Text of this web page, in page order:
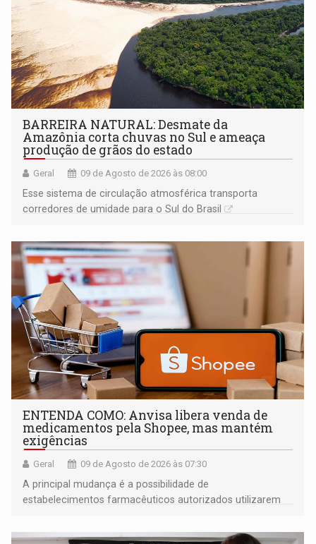
BARREIRA NATURAL: Desmate da
Amazônia corta chuvas no Sul e ameaça
produção de grãos do estado
Geral 09 de Agosto de 2026 às 08:00
Esse sistema de circulação atmosférica transporta
corredores de umidade para o Sul do Brasil
ENTENDA COMO: Anvisa libera venda de
medicamentos pela Shopee, mas mantém
exigências
Geral 09 de Agosto de 2026 às 07:30
A principal mudança é a possibilidade de
estabelecimentos farmacêuticos autorizados utilizarem